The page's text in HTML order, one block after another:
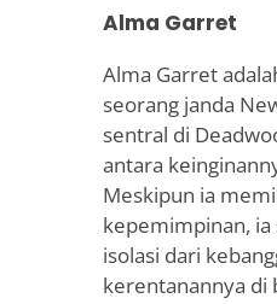
Alma Garret
Alma Garret
seorang janda
sentral di
antara
Meskipun ia
kepemimpinan,
isolasi dari
kerentanannya di